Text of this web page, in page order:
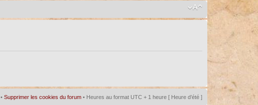
•Supprimer les cookies du forum • Heures au format UTC + 1 heure [ Heure d’été ]